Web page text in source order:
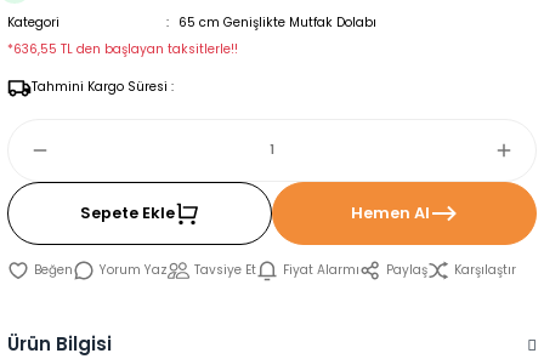
Kategori
65 cm Genişlikte Mutfak Dolabı
*636,55 TL den başlayan taksitlerle!!
Tahmini Kargo Süresi :
Sepete Ekle Hemen Al
Yorum Yaz Tavsiye Et Fiyat Alarmı Paylaş Karşılaştır
Ürün Bilgisi